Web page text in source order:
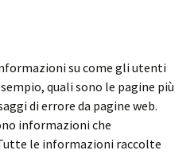
su come gli utenti
quali sono le pagine più
di errore da pagine web.
informazioni che
le informazioni raccolte